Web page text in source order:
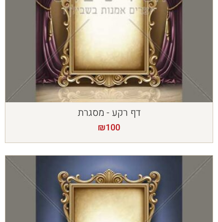
דף רקע - מסגרת
₪100